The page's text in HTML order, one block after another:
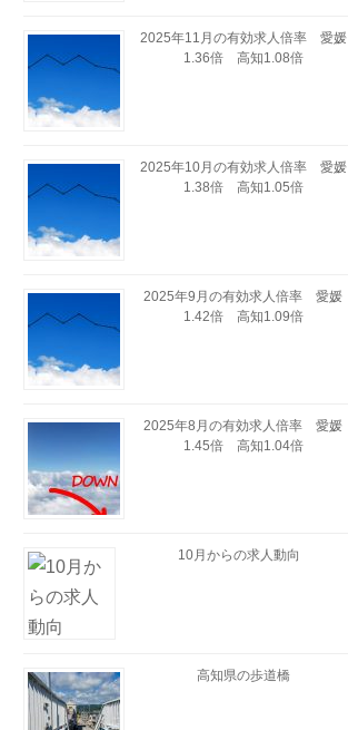
2025年11月の有効求人倍率 愛媛
1.36倍 高知1.08倍
2025年10月の有効求人倍率 愛媛
1.38倍 高知1.05倍
2025年9月の有効求人倍率 愛媛
1.42倍 高知1.09倍
2025年8月の有効求人倍率 愛媛
1.45倍 高知1.04倍
10月からの求人動向
高知県の歩道橋